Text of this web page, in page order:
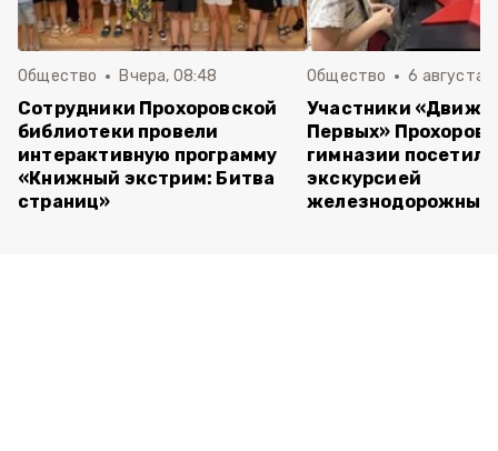
Общество Вчера, 08:48
Сотрудники Прохоровской
библиотеки провели
интерактивную программу
«Книжный экстрим: Битва
страниц»
Общество 6 августа ,
Участники
Первых»
гимназии
экскурсией
железнодорожный